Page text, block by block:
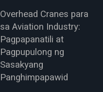
Overhead Cranes para
sa Aviation Industry:
Pagpapanatili at
Pagpupulong ng
Sasakyang
Panghimpapawid